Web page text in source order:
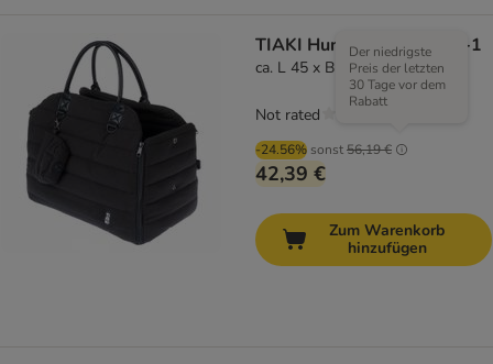
TIAKI Hundeautositz 3-in-1
ca. L 45 x B 26 x H 33 cm
-24.56% sonst56,19 €
Der niedrigste
Preis der letzten
30 Tage vor dem
Rabatt
42,39 €
Not rated
Zum Warenkorb
hinzufügen